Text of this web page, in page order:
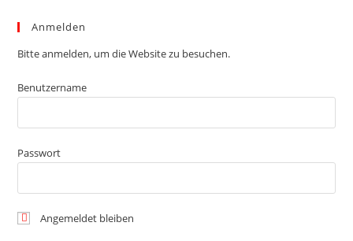
Anmelden
Bitte anmelden, um die Website zu besuchen.
Benutzername
Passwort
Angemeldet bleiben